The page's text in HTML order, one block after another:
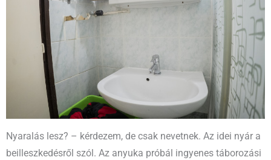
Nyaralás lesz? – kérdezem, de csak nevetnek. Az idei nyár a
beilleszkedésről szól. Az anyuka próbál ingyenes táborozási